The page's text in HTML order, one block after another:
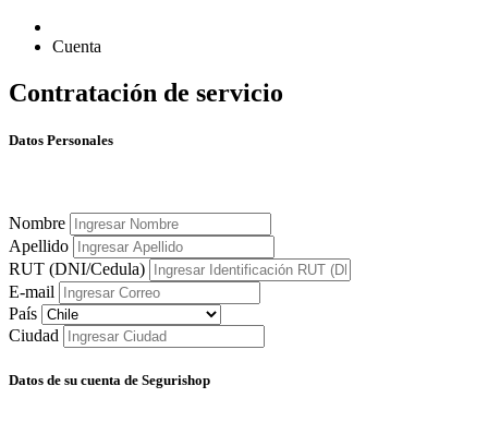
Cuenta
Contratación de servicio
Datos Personales
Nombre
Apellido
RUT (DNI/Cedula)
E-mail
País
Ciudad
Datos de su cuenta de Segurishop